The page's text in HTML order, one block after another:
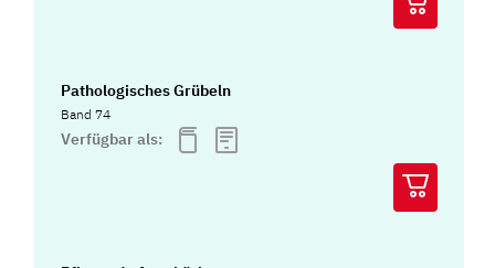
Pathologisches Grübeln
Band 74
Verfügbar als: